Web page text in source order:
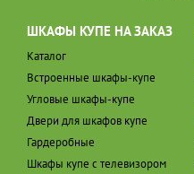
ШКАФЫ КУПЕ НА ЗАКАЗ
Каталог
Встроенные шкафы-купе
Угловые шкафы-купе
Двери для шкафов купе
Гардеробные
Шкафы купе с телевизором